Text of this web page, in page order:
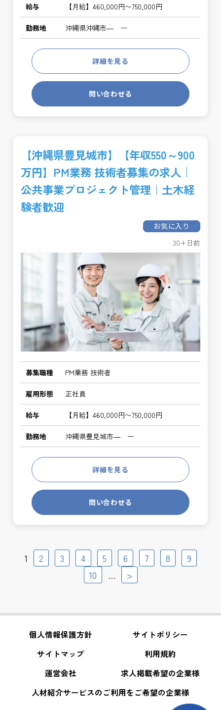
給与 【月給】460,000円〜750,000円
勤務地 沖縄県沖縄市― ー
詳細を見る
問い合わせる
【沖縄県豊見城市】【年収550～900
万円】PM業務 技術者募集の求人｜
公共事業プロジェクト管理｜土木経
験者歓迎
お気に入り
30+日前
募集職種 PM業務 技術者
雇用形態 正社員
給与 【月給】460,000円〜750,000円
勤務地 沖縄県豊見城市― ー
詳細を見る
問い合わせる
1 2 3 4 5 6 7 8
9
10
… >
個人情報保護方針
サイトポリシー
サイトマップ
利用規約
運営会社
求人掲載希望の企業様
人材紹介サービスのご利用をご希望の企業様